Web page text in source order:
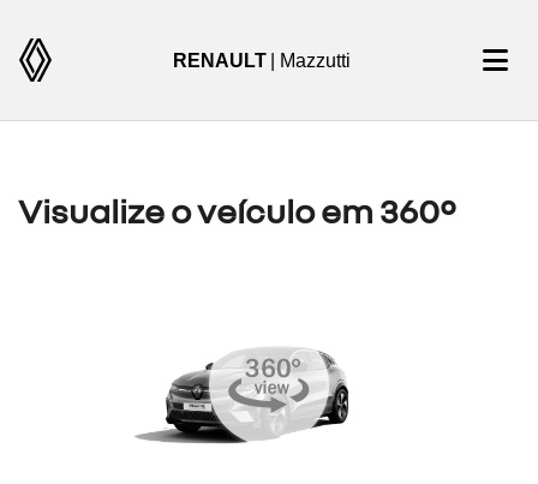
RENAULT | Mazzutti
Visualize o veículo em 360°